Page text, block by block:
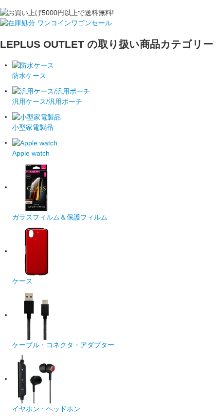
LEPLUS OUTLET の取り扱い商品カテゴリー
防水ケース
汎用ケース/汎用ポーチ
小型家電製品
Apple watch
ガラスフィルム＆保護フィルム
ケース
ケーブル・コネクタ・アダプター
イヤホン・ヘッドホン